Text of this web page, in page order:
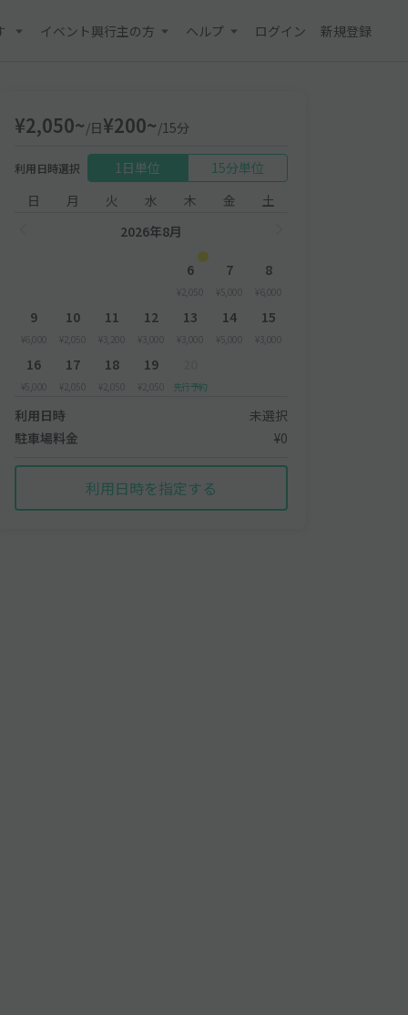
イベント興行主の方 ヘルプ ログイン 新規登録
¥2,050~/日¥200~/15分
利用日時選択 1日単位
15分単位
日
月 火 水 木 金
土
2026年8月
6
¥2,050
7
¥5,000
8
¥6,000
9
¥6,000
10
¥2,050
11
¥3,200
12
¥3,000
13
¥3,000
14
¥5,000
15
¥3,000
16
¥5,000
17
¥2,050
18
¥2,050
19
¥2,050 先行予約
利用日時
未選択
駐車場料金
¥0
利用日時を指定する